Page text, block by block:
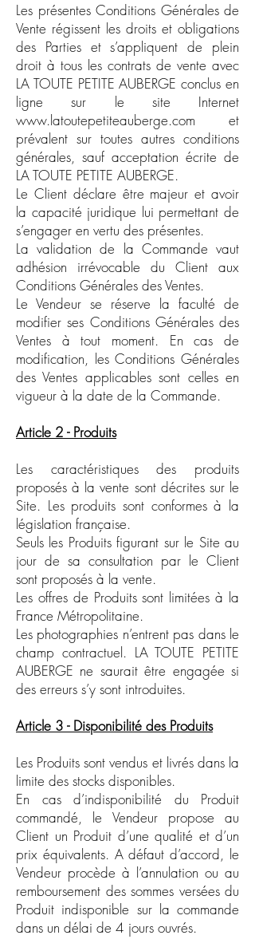
Les présentes Conditions Générales de
Vente régissent les droits et obligations
des Parties et s’appliquent de plein
droit à tous les contrats de vente avec
LA TOUTE PETITE AUBERGE conclus en
ligne sur le site Internet
www.latoutepetiteauberge.com et
prévalent sur toutes autres conditions
générales, sauf acceptation écrite de
LA TOUTE PETITE AUBERGE.
Le Client déclare être majeur et avoir
la capacité juridique lui permettant de
s’engager en vertu des présentes.
La validation de la Commande vaut
adhésion irrévocable du Client aux
Conditions Générales des Ventes.
Le Vendeur se réserve la faculté de
modifier ses Conditions Générales des
Ventes à tout moment. En cas de
modification, les Conditions Générales
des Ventes applicables sont celles en
vigueur à la date de la Commande.
Article 2 - Produits
Les caractéristiques des produits
proposés à la vente sont décrites sur le
Site. Les produits sont conformes à la
législation française.
Seuls les Produits figurant sur le Site au
jour de sa consultation par le Client
sont proposés à la vente.
Les offres de Produits sont limitées à la
France Métropolitaine.
Les photographies n’entrent pas dans le
champ contractuel. LA TOUTE PETITE
AUBERGE ne saurait être engagée si
des erreurs s’y sont introduites.
Article 3 - Disponibilité des Produits
Les Produits sont vendus et livrés dans la
limite des stocks disponibles.
En cas d’indisponibilité du Produit
commandé, le Vendeur propose au
Client un Produit d’une qualité et d’un
prix équivalents. A défaut d’accord, le
Vendeur procède à l’annulation ou au
remboursement des sommes versées du
Produit indisponible sur la commande
dans un délai de 4 jours ouvrés.